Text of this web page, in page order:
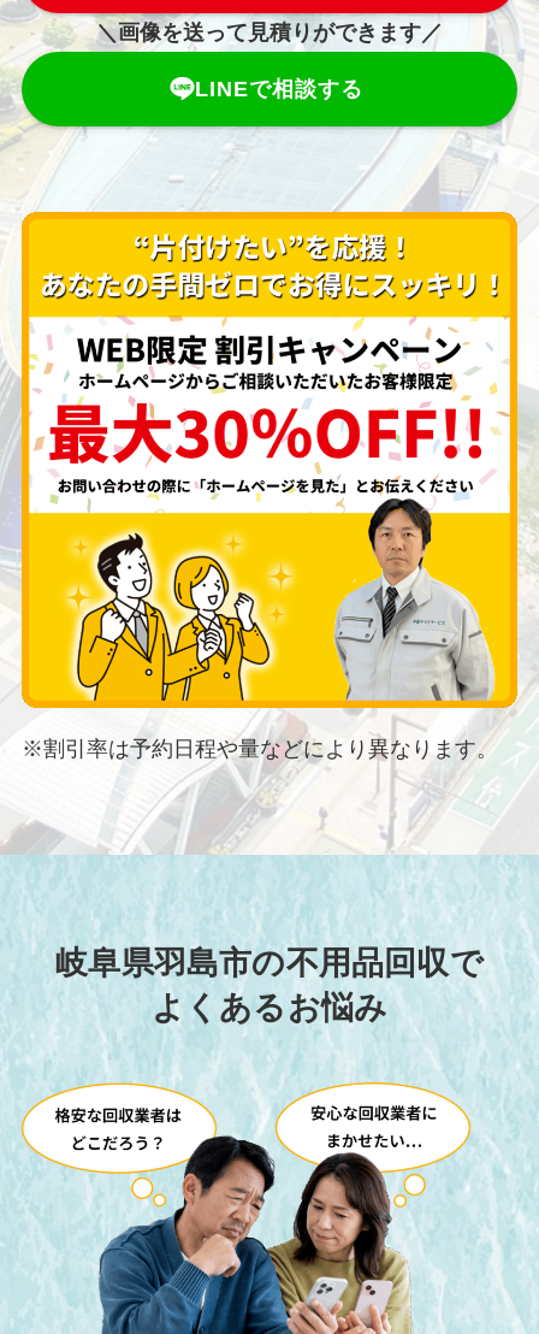
＼画像を送って見積りができます／
LINEで相談する
※割引率は予約日程や量などにより異なります。
岐阜県羽島市の不用品回収で
よくあるお悩み